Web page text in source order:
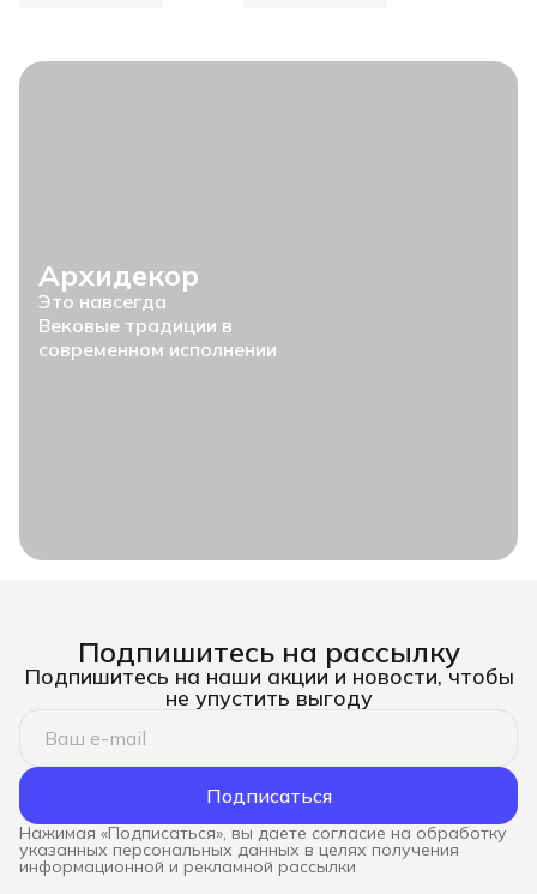
Архидекор
Это навсегда
Вековые традиции в
современном исполнении
Подпишитесь на рассылку
Подпишитесь на наши акции и новости, чтобы
не упустить выгоду
Подписаться
Нажимая «Подписаться», вы даете согласие на обработку
указанных персональных данных в целях получения
информационной и рекламной рассылки